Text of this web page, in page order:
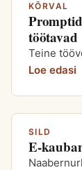
KÕRVAL
töötavad
Teine
Loe edasi
SILD
E-